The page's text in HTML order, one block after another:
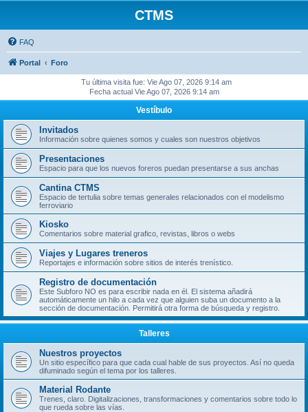
CTMS
FAQ
Portal Foro
Tu última visita fue: Vie Ago 07, 2026 9:14 am
Fecha actual Vie Ago 07, 2026 9:14 am
Vestíbulo
Invitados
Información sobre quienes somos y cuales son nuestros objetivos
Presentaciones
Espacio para que los nuevos foreros puedan presentarse a sus anchas
Cantina CTMS
Espacio de tertulia sobre temas generales relacionados con el modelismo
ferroviario
Kiosko
Comentarios sobre material grafico, revistas, libros o webs
Viajes y Lugares treneros
Reportajes e información sobre sitios de interés trenístico.
Registro de documentación
Este Subforo NO es para escribir nada en él. El sistema añadirá
automáticamente un hilo a cada vez que alguien suba un documento a la
sección de documentación. Permitirá otra forma de búsqueda y registro.
Talleres
Nuestros proyectos
Un sitio específico para que cada cual hable de sus proyectos. Así no queda
difuminado según el tema por los talleres.
Material Rodante
Trenes, claro. Digitalizaciones, transformaciones y comentarios sobre todo lo
que rueda sobre las vías.